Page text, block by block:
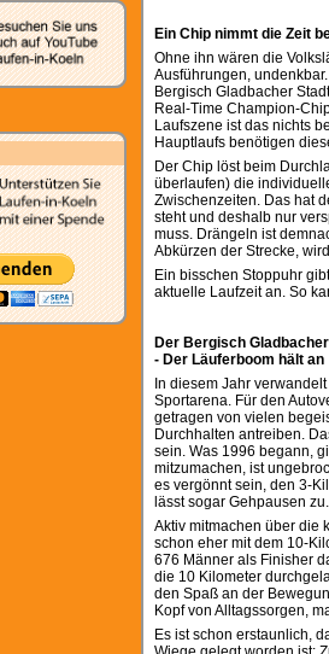
Ein Chip nimmt die Zeit
Ohne ihn wären die
Ausführungen,
Bergisch Gladbacher
Real-Time Champion-
Laufszene ist das nichts
Hauptlaufs benötigen
Der Chip löst beim
überlaufen) die
Zwischenzeiten. Das hat
steht und deshalb nur
muss. Drängeln ist
Abkürzen der Strecke,
Ein bisschen Stoppuhr
aktuelle Laufzeit an. So
Der Bergisch
- Der Läuferboom hält an
In diesem Jahr
Sportarena. Für den
getragen von vielen
Durchhalten antreiben.
sein. Was 1996 begann,
mitzumachen, ist
es vergönnt sein, den 3-
lässt sogar Gehpausen
Aktiv mitmachen über die
schon eher mit dem 10-
676 Männer als Finisher
die 10 Kilometer
den Spaß an der
Kopf von Alltagssorgen,
Es ist schon erstaunlich,